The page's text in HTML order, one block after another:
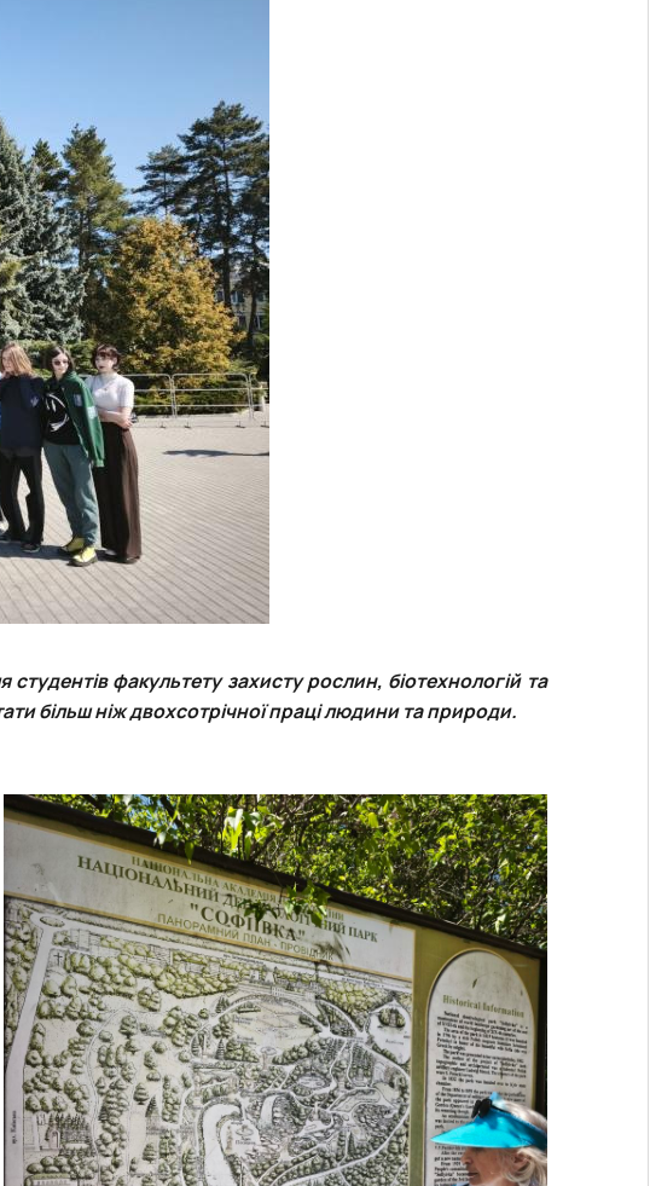
ОПП «Екологічна біотехнологія та біоенергетика»
ОПП «Екологія та охорона навколишнього середовища»
ОПП «Екологічний контроль та аудит»
факультету захисту рослин, біотехнологій та
більш ніж двохсотрічної праці людини та природи.